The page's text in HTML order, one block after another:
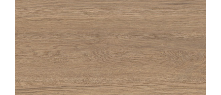
OAKA
MIEL
20X180 20X120